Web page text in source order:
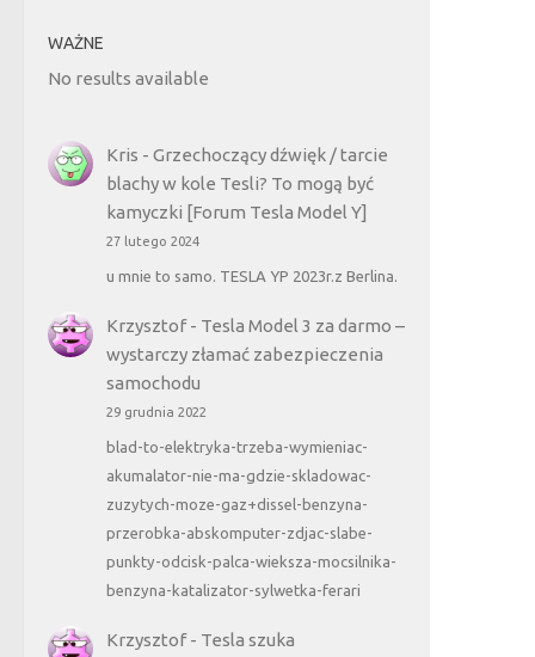
WAŻNE
No results available
Kris - Grzechoczący dźwięk / tarcie
blachy w kole Tesli? To mogą być
kamyczki [Forum Tesla Model Y]
27 lutego 2024
u mnie to samo. TESLA YP 2023r.z Berlina.
Krzysztof- Tesla Model 3 za darmo –
wystarczy złamać zabezpieczenia
samochodu
29 grudnia 2022
blad-to-elektryka-trzeba-wymieniac-
akumalator-nie-ma-gdzie-skladowac-
zuzytych-moze-gaz+dissel-benzyna-
przerobka-abskomputer-zdjac-slabe-
punkty-odcisk-palca-wieksza-mocsilnika-
benzyna-katalizator-sylwetka-ferari
Krzysztof- Tesla szuka